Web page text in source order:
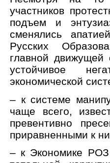
участников
подъем и
сменялись
Русских
главной движущей
устойчивое
экономической
– к системе
чаще всего,
превентивно
приравненными к
– к Экономике